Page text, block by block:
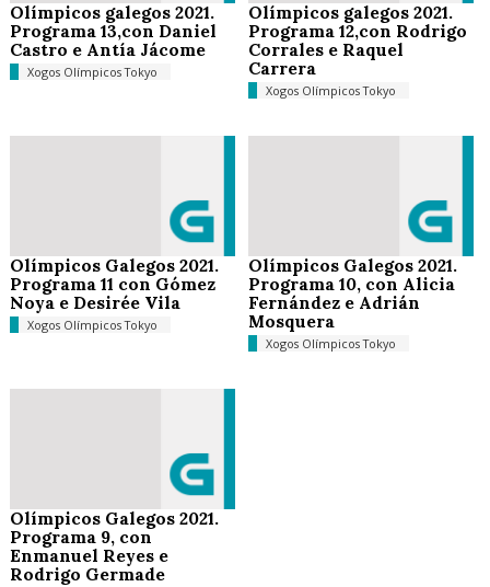
Olímpicos galegos 2021.
Programa 13,con Daniel
Castro e Antía Jácome
Xogos Olímpicos Tokyo
Olímpicos galegos 2021.
Programa 12,con Rodrigo
Corrales e Raquel
Carrera
Xogos Olímpicos Tokyo
Olímpicos Galegos 2021.
Programa 11 con Gómez
Noya e Desirée Vila
Xogos Olímpicos Tokyo
Olímpicos Galegos 2021.
Programa 10, con Alicia
Fernández e Adrián
Mosquera
Xogos Olímpicos Tokyo
Olímpicos Galegos 2021.
Programa 9, con
Enmanuel Reyes e
Rodrigo Germade